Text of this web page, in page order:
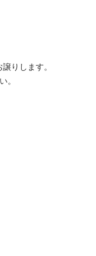
りします。
。